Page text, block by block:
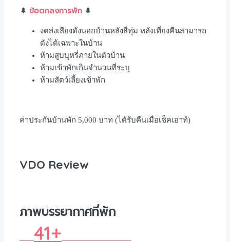
🌲 ข้อตกลงการพัก 🌲
งดส่งเสียงดังนอกบ้านหลังสี่ทุ่ม หลังเที่ยงคืนสามารถ
ดังได้เฉพาะในบ้าน
ห้ามสูบบุหรี่ภายในตัวบ้าน
ห้ามเข้าพักเกินจำนวนที่ระบุ
ห้ามสัตว์เลี้ยงเข้าพัก
ค่าประกันบ้านพัก 5,000 บาท (ได้รับคืนเมื่อเช็คเอาท์)
VDO Review
ภาพบรรยากาศที่พัก
41+